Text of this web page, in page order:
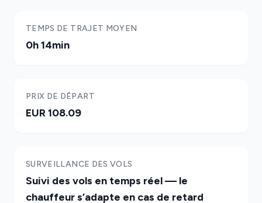
TEMPS DE TRAJET MOYEN
0h 14min
PRIX DE DÉPART
EUR 108.09
SURVEILLANCE DES VOLS
Suivi des vols en temps réel — le
chauffeur s’adapte en cas de retard